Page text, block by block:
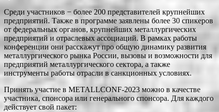
Среди участников − более 200 представителей крупнейших
предприятий. Также в программе заявлены более 30 спикеров
от федеральных органов, крупнейших металлургических
предприятий и отраслевых ассоциаций. В рамках работы
конференции они расскажут про общую динамику развития
металлургического рынка России, вызовы и возможности для
предприятий металлургического сектора, а также
инструменты работы отрасли в санкционных условиях.
Принять участие в METALLCONF-2023 можно в качестве
участника, спонсора или генерального спонсора. Для каждого
действует свой пакет: